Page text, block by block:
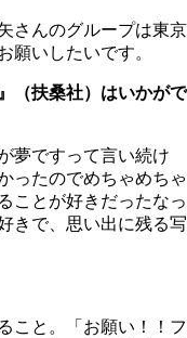
さんのグループは東京
願いしたいです。
（扶桑社）はいかがで
夢ですって言い続け
ったのでめちゃめちゃ
ことが好きだったなっ
きで、思い出に残る写
こと。「お願い！！フ